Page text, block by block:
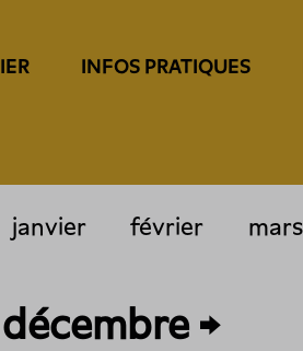
INFOS PRATIQUES
janvier février mars
décembre